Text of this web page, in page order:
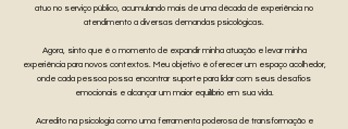
atuo no serviço público, acumulando mais de uma década de experiência no
atendimento a diversas demandas psicológicas.
Agora, sinto que é o momento de expandir minha atuação e levar minha
experiência para novos contextos. Meu objetivo é oferecer um espaço acolhedor,
onde cada pessoa possa encontrar suporte para lidar com seus desafios
emocionais e alcançar um maior equilíbrio em sua vida.
Acredito na psicologia como uma ferramenta poderosa de transformação e